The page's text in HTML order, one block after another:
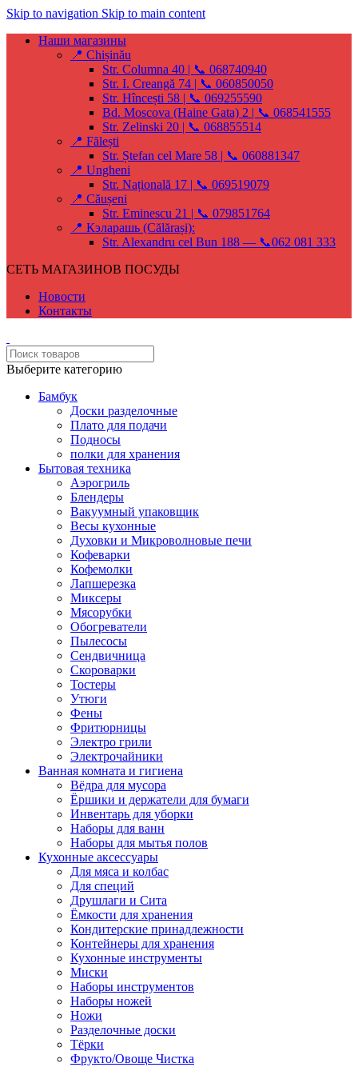
Skip to navigation Skip to main content
Наши магазины
📍 Chișinău
Str. Columna 40 | 📞 068740940
Str. I. Creangă 74 | 📞 060850050
Str. Hîncești 58 | 📞 069255590
Bd. Moscova (Haine Gata) 2 | 📞 068541555
Str. Zelinski 20 | 📞 068855514
📍 Fălești
Str. Ștefan cel Mare 58 | 📞 060881347
📍 Ungheni
Str. Națională 17 | 📞 069519079
📍 Căușeni
Str. Eminescu 21 | 📞 079851764
📍 Кэларашь (Călărași):
Str. Alexandru cel Bun 188 — 📞062 081 333
СЕТЬ МАГАЗИНОВ ПОСУДЫ
Новости
Контакты
Выберите категорию
Бамбук
Доски разделочные
Плато для подачи
Подносы
полки для хранения
Бытовая техника
Аэрогриль
Блендеры
Вакуумный упаковщик
Весы кухонные
Духовки и Микроволновые печи
Кофеварки
Кофемолки
Лапшерезка
Миксеры
Мясорубки
Обогреватели
Пылесосы
Сендвичница
Скороварки
Тостеры
Утюги
Фены
Фритюрницы
Электро грили
Электрочайники
Ванная комната и гигиена
Вёдра для мусора
Ёршики и держатели для бумаги
Инвентарь для уборки
Наборы для ванн
Наборы для мытья полов
Кухонные аксессуары
Для мяса и колбас
Для специй
Друшлаги и Сита
Ёмкости для хранения
Кондитерские принадлежности
Контейнеры для хранения
Кухонные инструменты
Миски
Наборы инструментов
Наборы ножей
Ножи
Разделочные доски
Тёрки
Фрукто/Овоще Чистка